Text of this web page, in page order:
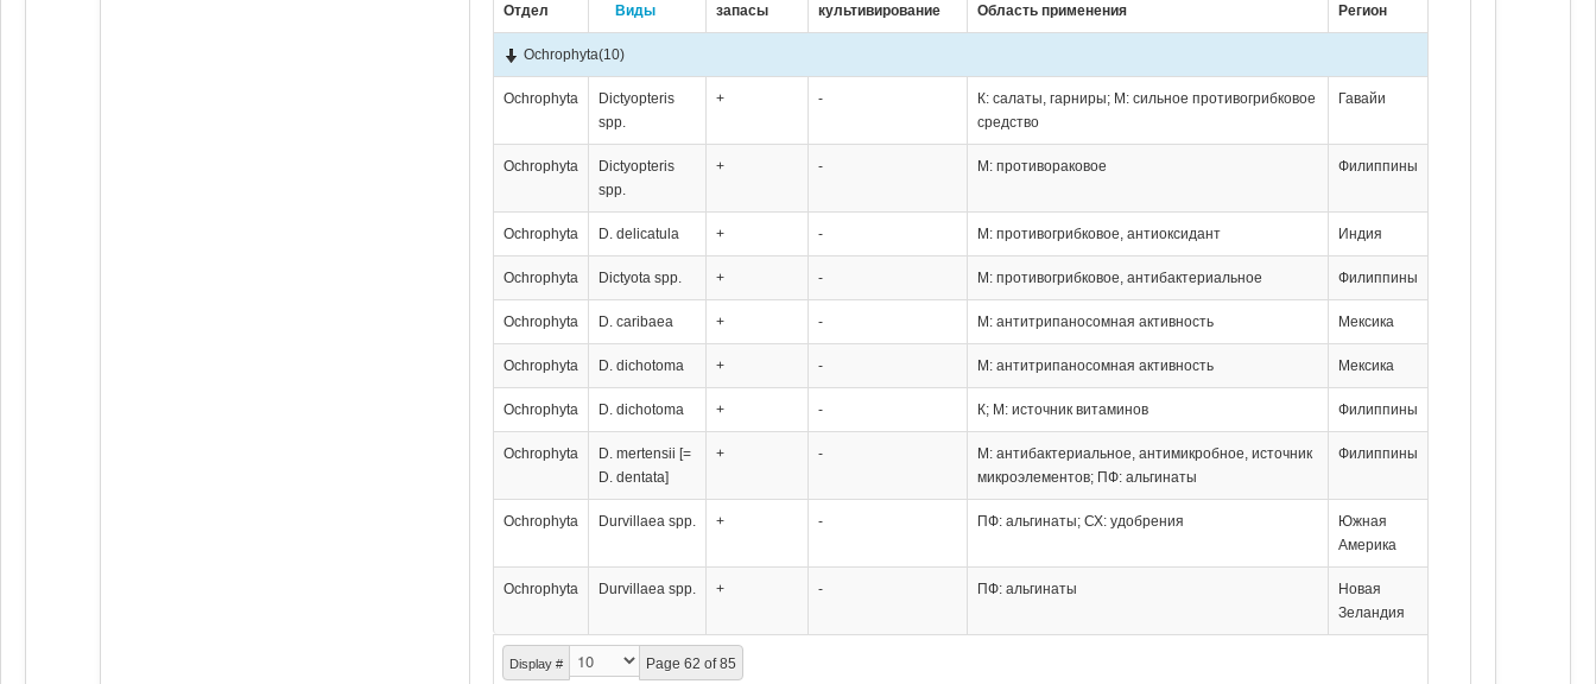
Отдел Виды
запасы
культивирование
Область применения Регион
Display # Page 62 of 85
Ochrophyta(10)
Ochrophyta
Dictyopteris
spp.
+ -
К: салаты, гарниры; М: сильное противогрибковое
средство
Гавайи
Ochrophyta
Dictyopteris
spp.
+ - М: противораковое Филиппины
Ochrophyta D. delicatula + - М: противогрибковое, антиоксидант Индия
Ochrophyta Dictyota spp. + - М: противогрибковое, антибактериальное Филиппины
Ochrophyta D. caribaea + - М: антитрипаносомная активность Мексика
Ochrophyta D. dichotoma + - М: антитрипаносомная активность Мексика
Ochrophyta D. dichotoma + - К; М: источник витаминов Филиппины
Ochrophyta
D. mertensii [=
D. dentata]
+ -
М: антибактериальное, антимикробное, источник
микроэлементов; ПФ: альгинаты
Филиппины
Ochrophyta Durvillaea spp. + - ПФ: альгинаты; СХ: удобрения
Южная
Америка
Ochrophyta Durvillaea spp. + - ПФ: альгинаты
Новая
Зеландия